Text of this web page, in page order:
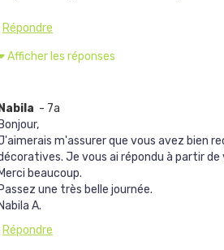
Répondre
Afficher les réponses
Nabila - 7a
Bonjour,
m'assurer que vous avez bien
Je vous ai répondu à partir
Merci beaucoup.
Passez une très belle journée.
Nabila A.
Répondre